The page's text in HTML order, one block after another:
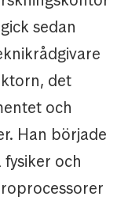
sedan
det
och
Han började
och